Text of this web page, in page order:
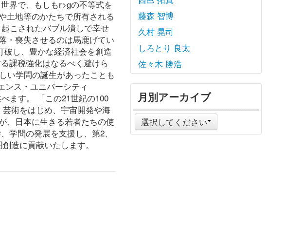
界で、もしもr>gの不等式を
土地等のかたちで所有される
こされたバブル潰しで幸せ
・喪失させるのは馬鹿げてい
し、豊かな経済社会を創造
課税強化はなるべく避けら
い学問の誕生があったことも
ンス・ユニバーシティ
ます。 「この21世紀の100
術をはじめ、宇宙開発や海
、日本に生きる若者たちの使
問の発展を支援し、第2、
造に貢献いたします。
藤森 智博
久村 晃司
しろとり 良太
佐々木 勝浩
月別アーカイブ
選択してください